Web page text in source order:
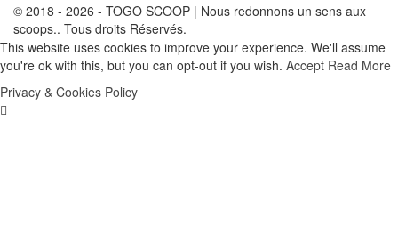
© 2018 - 2026 - TOGO SCOOP | Nous redonnons un sens aux
scoops.. Tous droits Réservés.
This website uses cookies to improve your experience. We'll assume
you're ok with this, but you can opt-out if you wish. Accept Read More
Privacy & Cookies Policy